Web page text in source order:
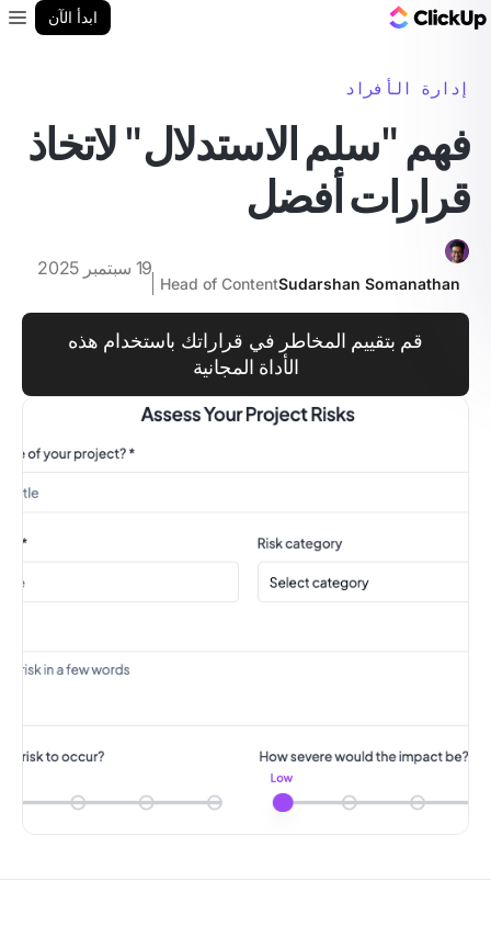
ابدأ الآن
إدارة الأفراد
فهم "سلم الاستدلال" لاتخاذ
قرارات أفضل
Sudarshan Somanathan
Head of Content
19 سبتمبر 2025
قم بتقييم المخاطر في قراراتك باستخدام هذه
الأداة المجانية